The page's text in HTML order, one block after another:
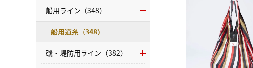
船用ライン（348）
船用道糸（348）
磯・堤防用ライン（382）